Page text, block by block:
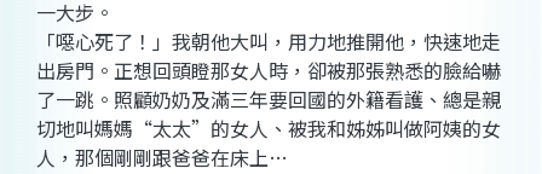
一大步。
「噁心死了！」我朝他大叫，用力地推開他，快速地走
出房門。正想回頭瞪那女人時，卻被那張熟悉的臉給嚇
了一跳。照顧奶奶及滿三年要回國的外籍看護、總是親
切地叫媽媽“太太”的女人、被我和姊姊叫做阿姨的女
人，那個剛剛跟爸爸在床上…